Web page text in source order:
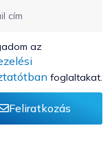
az
foglaltakat.
Feliratkozás